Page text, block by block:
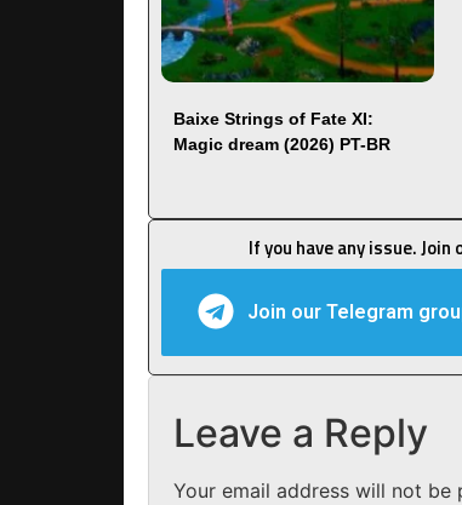
Baixe Strings of Fate XI:
Magic dream (2026) PT-BR
If you have any issue.
Join our Telegram
Leave a Reply
Your email address will not be